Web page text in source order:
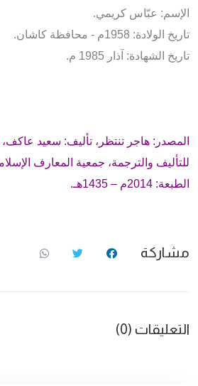
الإسم: عبّاس كريمي.
تاريخ الولادة: 1958م - محافظة كاشان.
تاريخ الشهادة: آذار 1985 م.
المصدر: هاجر تنتظر، تأليف: سعيد
للتأليف والترجمة، جمعية المعارف
الطبعة: 2014م – 1435هـ.
مشاركة
التعليقات (0)